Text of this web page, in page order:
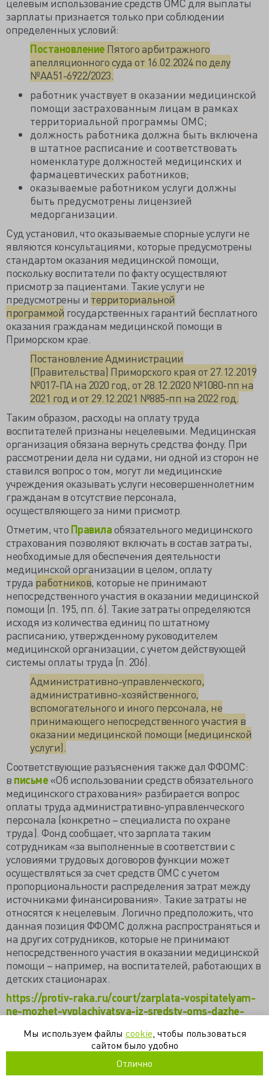
зарплаты признается только при соблюдении
определенных условий:
Постановление Пятого арбитражного
апелляционного суда от 16.02.2024 по делу
№АА51-6922/2023.
работник участвует в оказании медицинской
помощи застрахованным лицам в рамках
территориальной программы ОМС;
должность работника должна быть включена
в штатное расписание и соответствовать
номенклатуре должностей медицинских и
фармацевтических работников;
оказываемые работником услуги должны
быть предусмотрены лицензией
медорганизации.
Суд установил, что оказываемые спорные услуги не
являются консультациями, которые предусмотрены
стандартом оказания медицинской помощи,
поскольку воспитатели по факту осуществляют
присмотр за пациентами. Такие услуги не
предусмотрены и территориальной
программой государственных гарантий бесплатного
оказания гражданам медицинской помощи в
Приморском крае.
Постановление Администрации
(Правительства) Приморского края от 27.12.2019
№017-ПА на 2020 год, от 28.12.2020 №1080-пп на
2021 год и от 29.12.2021 №885-пп на 2022 год.
Таким образом, расходы на оплату труда
воспитателей признаны нецелевыми. Медицинская
организация обязана вернуть средства фонду. При
рассмотрении дела ни судами, ни одной из сторон не
ставился вопрос о том, могут ли медицинские
учреждения оказывать услуги несовершеннолетним
гражданам в отсутствие персонала,
осуществляющего за ними присмотр.
Отметим, что Правилаобязательного медицинского
страхования позволяют включать в состав затраты,
необходимые для обеспечения деятельности
медицинской организации в целом, оплату
труда работников, которые не принимают
непосредственного участия в оказании медицинской
помощи (п. 195, пп. 6). Такие затраты определяются
исходя из количества единиц по штатному
расписанию, утвержденному руководителем
медицинской организации, с учетом действующей
системы оплаты труда (п. 206).
Административно-управленческого,
административно-хозяйственного,
вспомогательного и иного персонала, не
принимающего непосредственного участия в
оказании медицинской помощи (медицинской
услуги).
Соответствующие разъяснения также дал ФФОМС:
в письме«Об использовании средств обязательного
медицинского страхования» разбирается вопрос
оплаты труда административно-управленческого
персонала (конкретно – специалиста по охране
труда). Фонд сообщает, что зарплата таким
сотрудникам «за выполненные в соответствии с
условиями трудовых договоров функции может
осуществляться за счет средств ОМС с учетом
пропорциональности распределения затрат между
источниками финансирования». Такие затраты не
относятся к нецелевым. Логично предположить, что
данная позиция ФФОМС должна распространяться и
на других сотрудников, которые не принимают
непосредственного участия в оказании медицинской
помощи – например, на воспитателей, работающих в
детских стационарах.
https://protiv-raka.ru/court/zarplata-vospitatelyam-
ne-mozhet-vyplachivatsya-iz-sredstv-oms-dazhe-
Мы используем файлы cookie , чтобы пользоваться
сайтом было удобно
Отлично